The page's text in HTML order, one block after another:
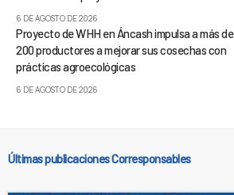
6 DE AGOSTO DE 2026
Proyecto de WHH en Áncash impulsa a más de
200 productores a mejorar sus cosechas con
prácticas agroecológicas
6 DE AGOSTO DE 2026
Últimas publicaciones Corresponsables